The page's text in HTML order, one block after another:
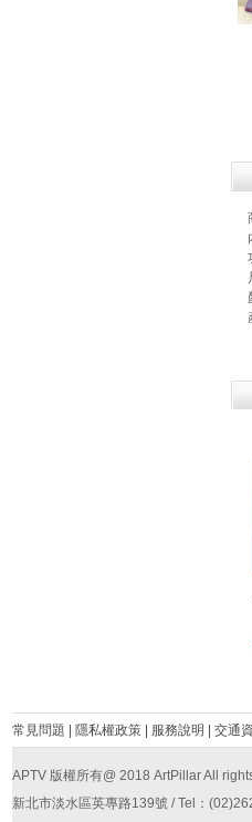
常見問題 隱私權政策 服務說明 交通
APTV 版權所有@ 2018 ArtPillar All
新北市淡水區英專路139號 / Tel：